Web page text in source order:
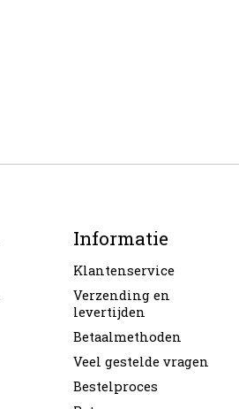
Informatie
Klantenservice
Verzending en
levertijden
Betaalmethoden
Veel gestelde vragen
Bestelproces